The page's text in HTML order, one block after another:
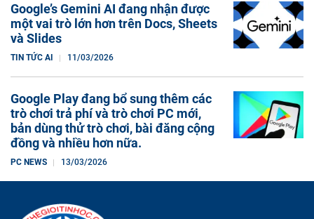
Google’s Gemini AI đang nhận được
một vai trò lớn hơn trên Docs, Sheets
và Slides
TIN TỨC AI 11/03/2026
Google Play đang bổ sung thêm các
trò chơi trả phí và trò chơi PC mới,
bản dùng thử trò chơi, bài đăng cộng
đồng và nhiều hơn nữa.
PC NEWS 13/03/2026